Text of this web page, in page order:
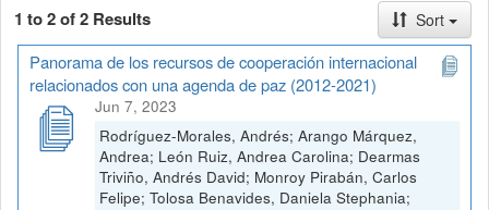
1 to 2 of 2 Results Sort
Panorama de los recursos de cooperación internacional
relacionados con una agenda de paz (2012-2021)
Jun 7, 2023
Rodríguez-Morales, Andrés; Arango Márquez,
Andrea; León Ruiz, Andrea Carolina; Dearmas
Triviño, Andrés David; Monroy Pirabán, Carlos
Felipe; Tolosa Benavides, Daniela Stephania;